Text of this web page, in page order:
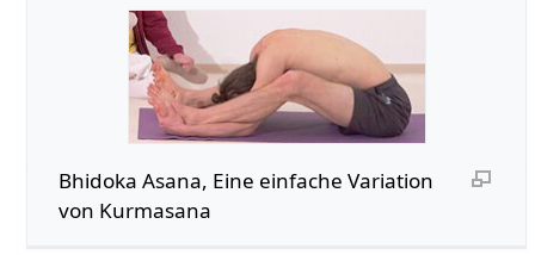
Bhidoka Asana, Eine einfache Variation
von Kurmasana